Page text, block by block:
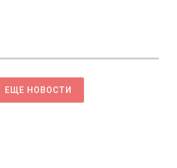
ЕЩЕ НОВОСТИ